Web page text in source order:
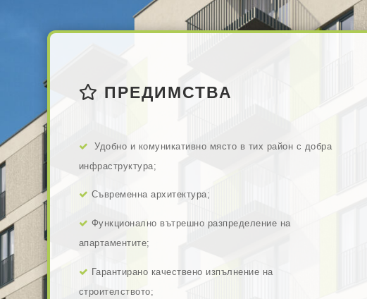
ПРЕДИМСТВА
Удобно и комуникативно място в тих район с добра
инфраструктура;
Съвременна архитектура;
Функционално вътрешно разпределение на
апартаментите;
Гарантирано качествено изпълнение на
строителството;